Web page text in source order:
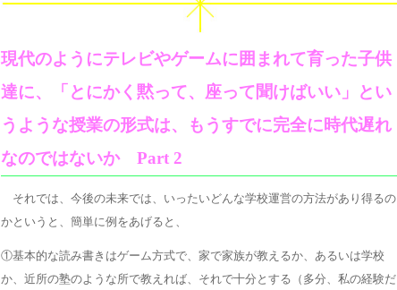
現代のようにテレビやゲームに囲まれて育った子供
達に、「とにかく黙って、座って聞けばいい」とい
うような授業の形式は、もうすでに完全に時代遅れ
なのではないか Part 2
それでは、今後の未来では、いったいどんな学校運営の方法があり得るの
かというと、簡単に例をあげると、
①基本的な読み書きはゲーム方式で、家で家族が教えるか、あるいは学校
か、近所の塾のような所で教えれば、それで十分とする（多分、私の経験だ